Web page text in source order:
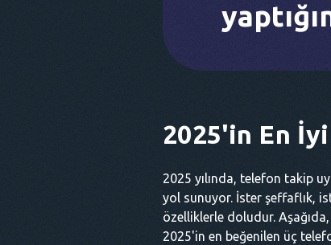
2025'in En
2025 yılında, telefon takip
yol sunuyor. İster şeffaflık,
özelliklerle doludur.
2025'in en beğenilen üç